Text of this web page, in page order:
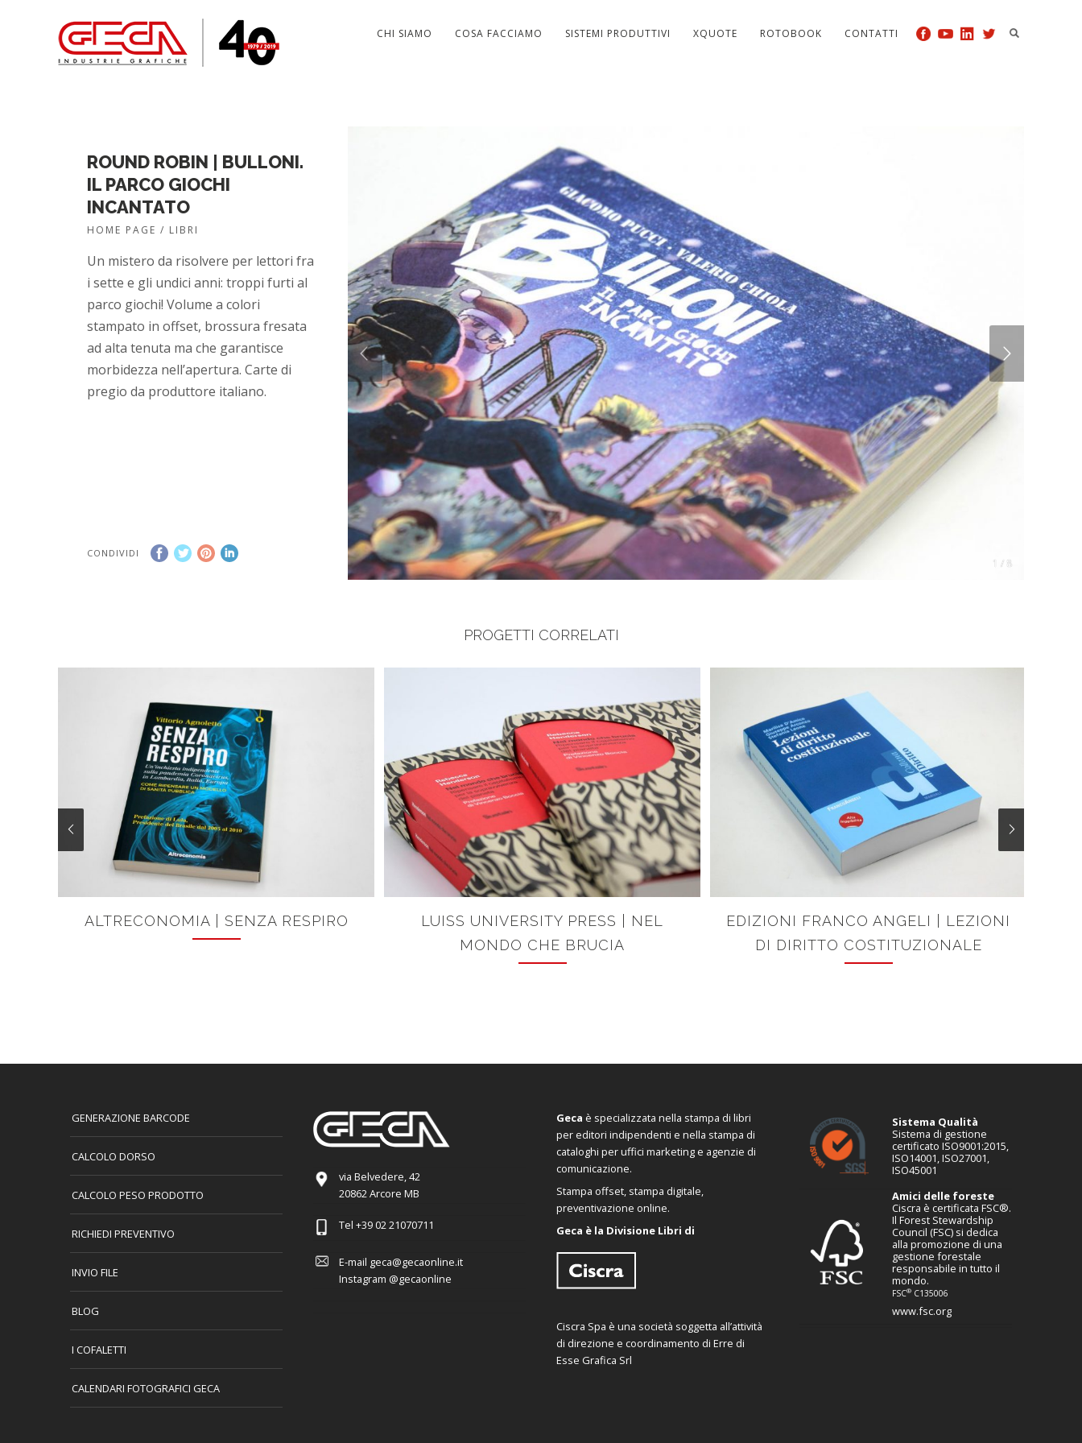
CHI SIAMO COSA FACCIAMO SISTEMI PRODUTTIVI XQUOTE ROTOBOOK CONTATTI
1 / 8
ROUND ROBIN | BULLONI.
IL PARCO GIOCHI
INCANTATO
HOME PAGE / LIBRI
Un mistero da risolvere per lettori fra
i sette e gli undici anni: troppi furti al
parco giochi! Volume a colori
stampato in offset, brossura fresata
ad alta tenuta ma che garantisce
morbidezza nell’apertura. Carte di
pregio da produttore italiano.
CONDIVIDI
PROGETTI CORRELATI
ALTRECONOMIA | SENZA RESPIRO
LUISS UNIVERSITY PRESS | NEL
MONDO CHE BRUCIA
EDIZIONI FRANCO ANGELI | LEZIONI
DI DIRITTO COSTITUZIONALE
GENERAZIONE BARCODE
CALCOLO DORSO
CALCOLO PESO PRODOTTO
RICHIEDI PREVENTIVO
INVIO FILE
BLOG
I COFALETTI
CALENDARI FOTOGRAFICI GECA
via Belvedere, 42
20862 Arcore MB
Tel +39 02 21070711
E-mail geca@gecaonline.it
Instagram @gecaonline
Geca è specializzata nella stampa di libri
per editori indipendenti e nella stampa di
cataloghi per uffici marketing e agenzie di
comunicazione.
Stampa offset, stampa digitale,
preventivazione online.
Geca è la Divisione Libri di
Ciscra Spa è una società soggetta all’attività
di direzione e coordinamento di Erre di
Esse Grafica Srl
Sistema Qualità
Sistema di gestione
certificato ISO9001:2015,
ISO14001, ISO27001,
ISO45001
Amici delle foreste
Ciscra è certificata FSC®.
Il Forest Stewardship
Council (FSC) si dedica
alla promozione di una
gestione forestale
responsabile in tutto il
mondo.
FSC®C135006
www.fsc.org